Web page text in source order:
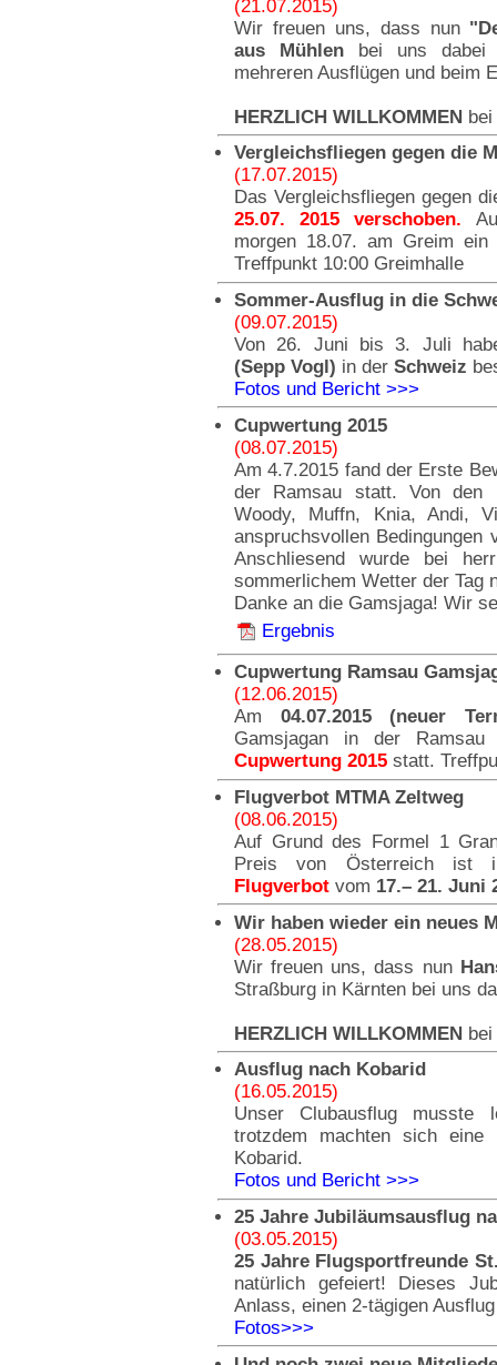
(21.07.2015)
Wir freuen uns, dass nun
aus Mühlen bei uns
mehreren Ausflügen und beim
HERZLICH WILLKOMMEN
Vergleichsfliegen gegen die
(17.07.2015)
Das Vergleichsfliegen gegen
25.07. 2015 verschoben.
morgen 18.07. am Greim ein
Treffpunkt 10:00 Greimhalle
Sommer-Ausflug in die
(09.07.2015)
Von 26. Juni bis 3. Juli
(Sepp Vogl) in der Schweiz
Fotos und Bericht >>>
Cupwertung 2015
(08.07.2015)
Am 4.7.2015 fand der Erste
der Ramsau statt. Von den
Woody, Muffn, Knia, Andi,
anspruchsvollen
Anschliesend wurde bei
sommerlichem Wetter der Tag
Danke an die Gamsjaga! Wir
Ergebnis
Cupwertung Ramsau
(12.06.2015)
Am 04.07.2015 (neuer
Gamsjagan in der
Cupwertung 2015 statt.
Flugverbot MTMA Zeltweg
(08.06.2015)
Auf Grund des Formel 1
Preis von Österreich ist
Flugverbot vom 17.– 21. Juni
Wir haben wieder ein neues
(28.05.2015)
Wir freuen uns, dass nun
Straßburg in Kärnten bei uns
HERZLICH WILLKOMMEN
Ausflug nach Kobarid
(16.05.2015)
Unser Clubausflug musste
trotzdem machten sich eine
Kobarid.
Fotos und Bericht >>>
25 Jahre Jubiläumsausflug
(03.05.2015)
25 Jahre Flugsportfreunde
natürlich gefeiert! Dieses
Anlass, einen 2-tägigen
Fotos>>>